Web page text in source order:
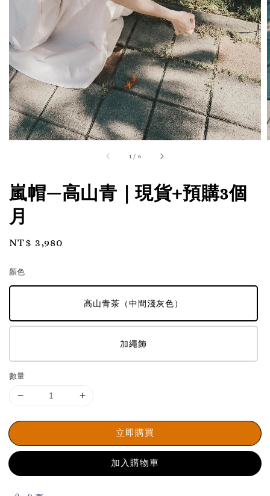
1 / 6
嵐帽—高山青｜現貨+預購3個
月
Regular
NT$ 3,980
顏色
高山青茶（中間淺灰色）
加繩飾
數量
立即購買
加入購物車